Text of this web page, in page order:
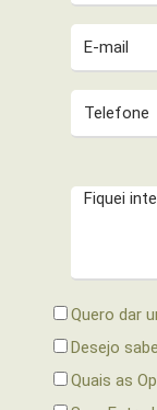
Quero dar
Desejo
Quais as